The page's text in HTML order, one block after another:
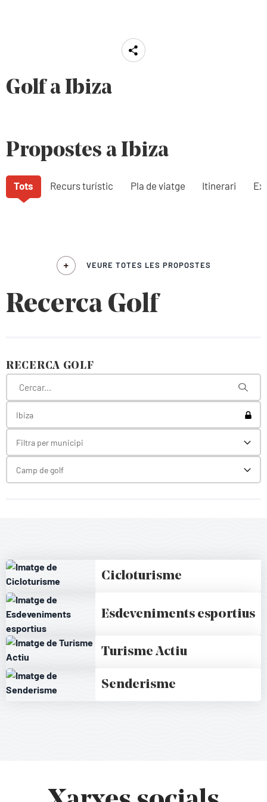
Golf a Ibiza
Propostes a Ibiza
Tots Recurs turístic Pla de viatge Itinerari
VEURE TOTES LES PROPOSTES
Recerca Golf
RECERCA GOLF
Ibiza
Filtra per municipi
Camp de golf
Cicloturisme
Esdeveniments esportius
Turisme Actiu
Senderisme